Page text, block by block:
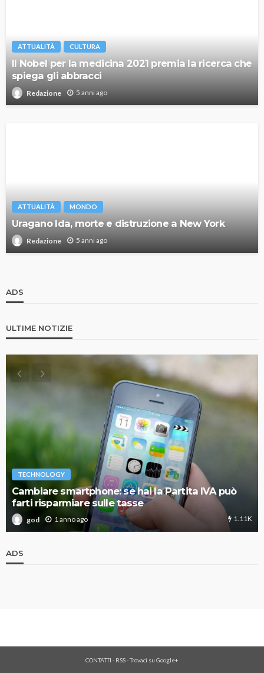
ATTUALITÀ CULTURA
Il Nobel per la medicina 2021 premia la ricerca che
spiega gli abbracci
Redazione 5 anni ago
ATTUALITÀ MONDO
Uragano Ida, morte e distruzione a New York
Redazione 5 anni ago
ADS
ULTIME NOTIZIE
TECHNOLOGY
Cambiare smartphone: se hai la Partita IVA può
farti risparmiare sulle tasse
god 1 anno ago 1.11K
ADS
CONTATTI - RSS-Trovaci su Google+